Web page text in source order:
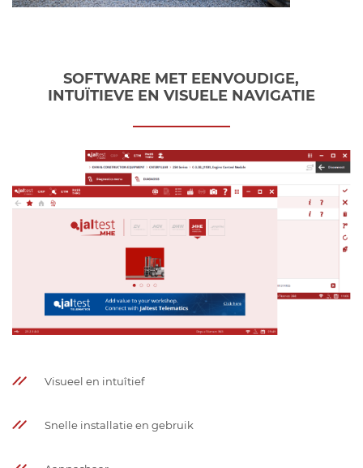
SOFTWARE MET EENVOUDIGE,
INTUÏTIEVE EN VISUELE NAVIGATIE
Visueel en intuîtief
Snelle installatie en gebruik